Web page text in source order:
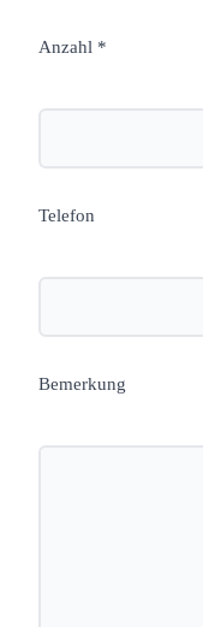
Anzahl *
Telefon
Bemerkung